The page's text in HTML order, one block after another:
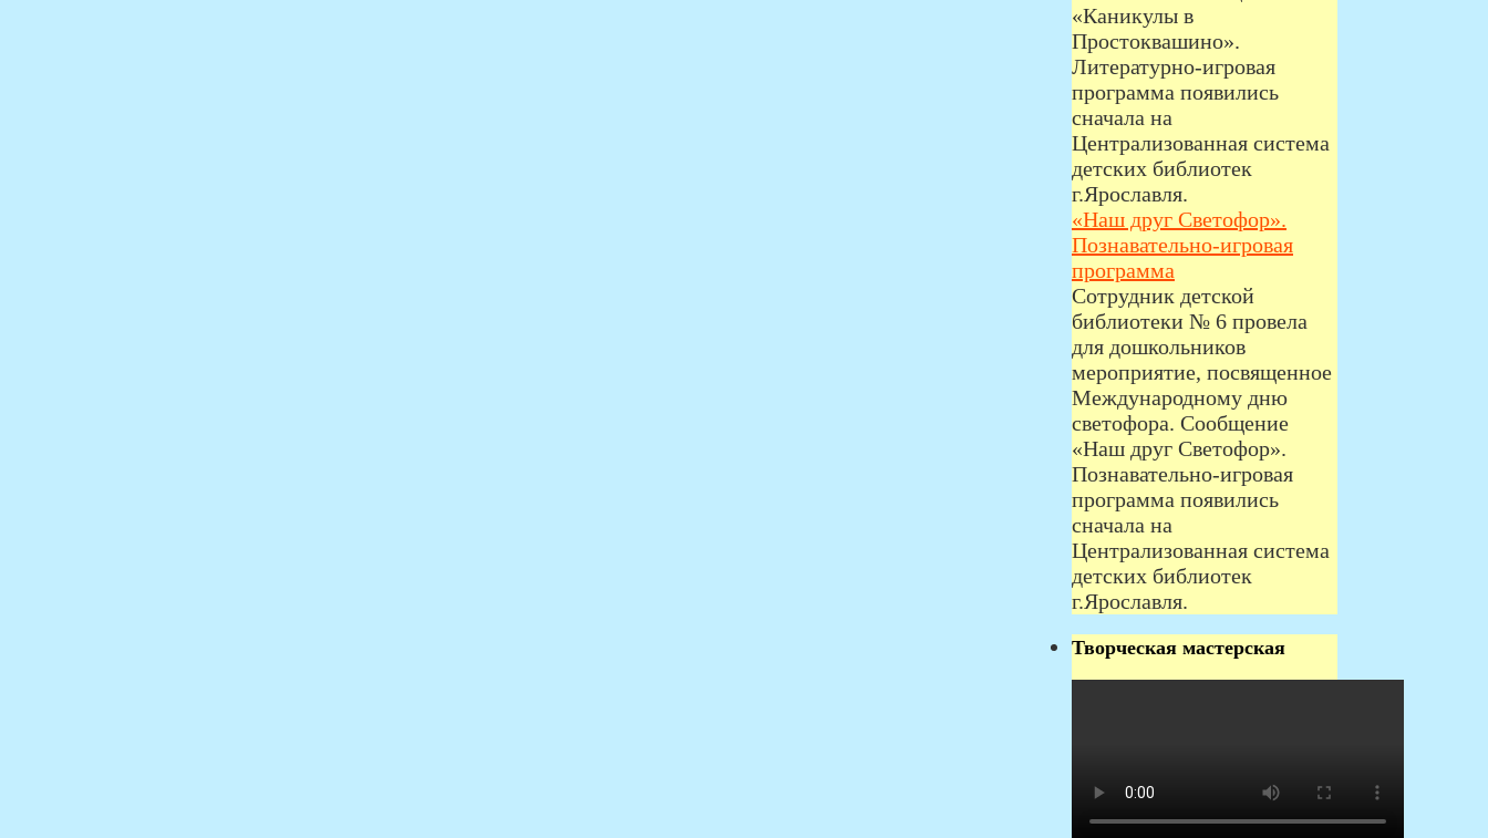
«Каникулы в
Простоквашино».
Литературно-игровая
программа появились
сначала на
Централизованная система
детских библиотек
г.Ярославля.
«Наш друг Светофор».
Познавательно-игровая
программа
Сотрудник детской
библиотеки № 6 провела
для дошкольников
мероприятие, посвященное
Международному дню
светофора. Сообщение
«Наш друг Светофор».
Познавательно-игровая
программа появились
сначала на
Централизованная система
детских библиотек
г.Ярославля.
Творческая мастерская